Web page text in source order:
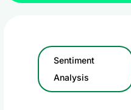
Sentiment
Analysis